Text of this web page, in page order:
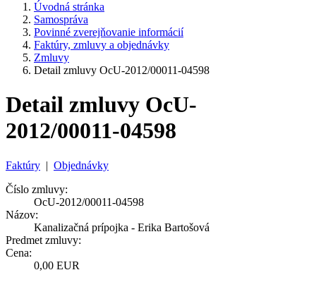
Úvodná stránka
Samospráva
Povinné zverejňovanie informácií
Faktúry, zmluvy a objednávky
Zmluvy
Detail zmluvy OcU-2012/00011-04598
Detail zmluvy OcU-
2012/00011-04598
Faktúry | Objednávky
Číslo zmluvy:
OcU-2012/00011-04598
Názov:
Kanalizačná prípojka - Erika Bartošová
Predmet zmluvy:
Cena:
0,00 EUR